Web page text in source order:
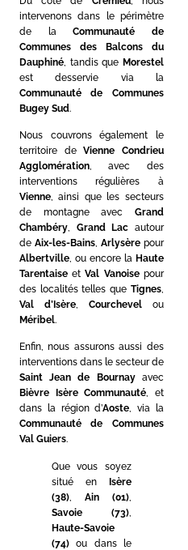
intervenons dans le périmètre
de laCommunauté de
Communes des Balcons du
Dauphiné, tandis que Morestel
est desservie via la
Communauté de Communes
Bugey Sud.
Nous couvrons également le
territoire deVienne Condrieu
Agglomération, avec des
interventions régulières à
Vienne, ainsi que les secteurs
de montagne avec Grand
Chambéry, Grand Lac autour
de Aix-les-Bains, Arlysèrepour
Albertville, ou encore la Haute
TarentaiseetVal Vanoisepour
des localités telles que Tignes,
Val d’Isère, Courchevelou
Méribel.
Enfin, nous assurons aussi des
interventions dans le secteur de
Saint Jean de Bournayavec
Bièvre Isère Communauté, et
dans la région d’Aoste, via la
Communauté de Communes
Val Guiers.
Que vous soyez
situé en Isère
(38), Ain (01)
Savoie (73)
Haute-Savoie
(74)ou dans le